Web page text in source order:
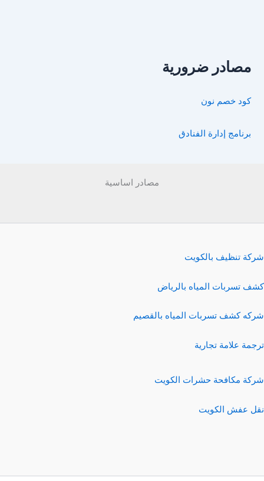
مصادر ضرورية
كود خصم نون
برنامج إدارة الفنادق
مصادر اساسية
شركة تنظيف بالكويت
كشف تسربات المياه بالرياض
شركه كشف تسربات المياه بالقصيم
ترجمة علامة تجارية
شركة مكافحة حشرات الكويت
نقل عفش الكويت